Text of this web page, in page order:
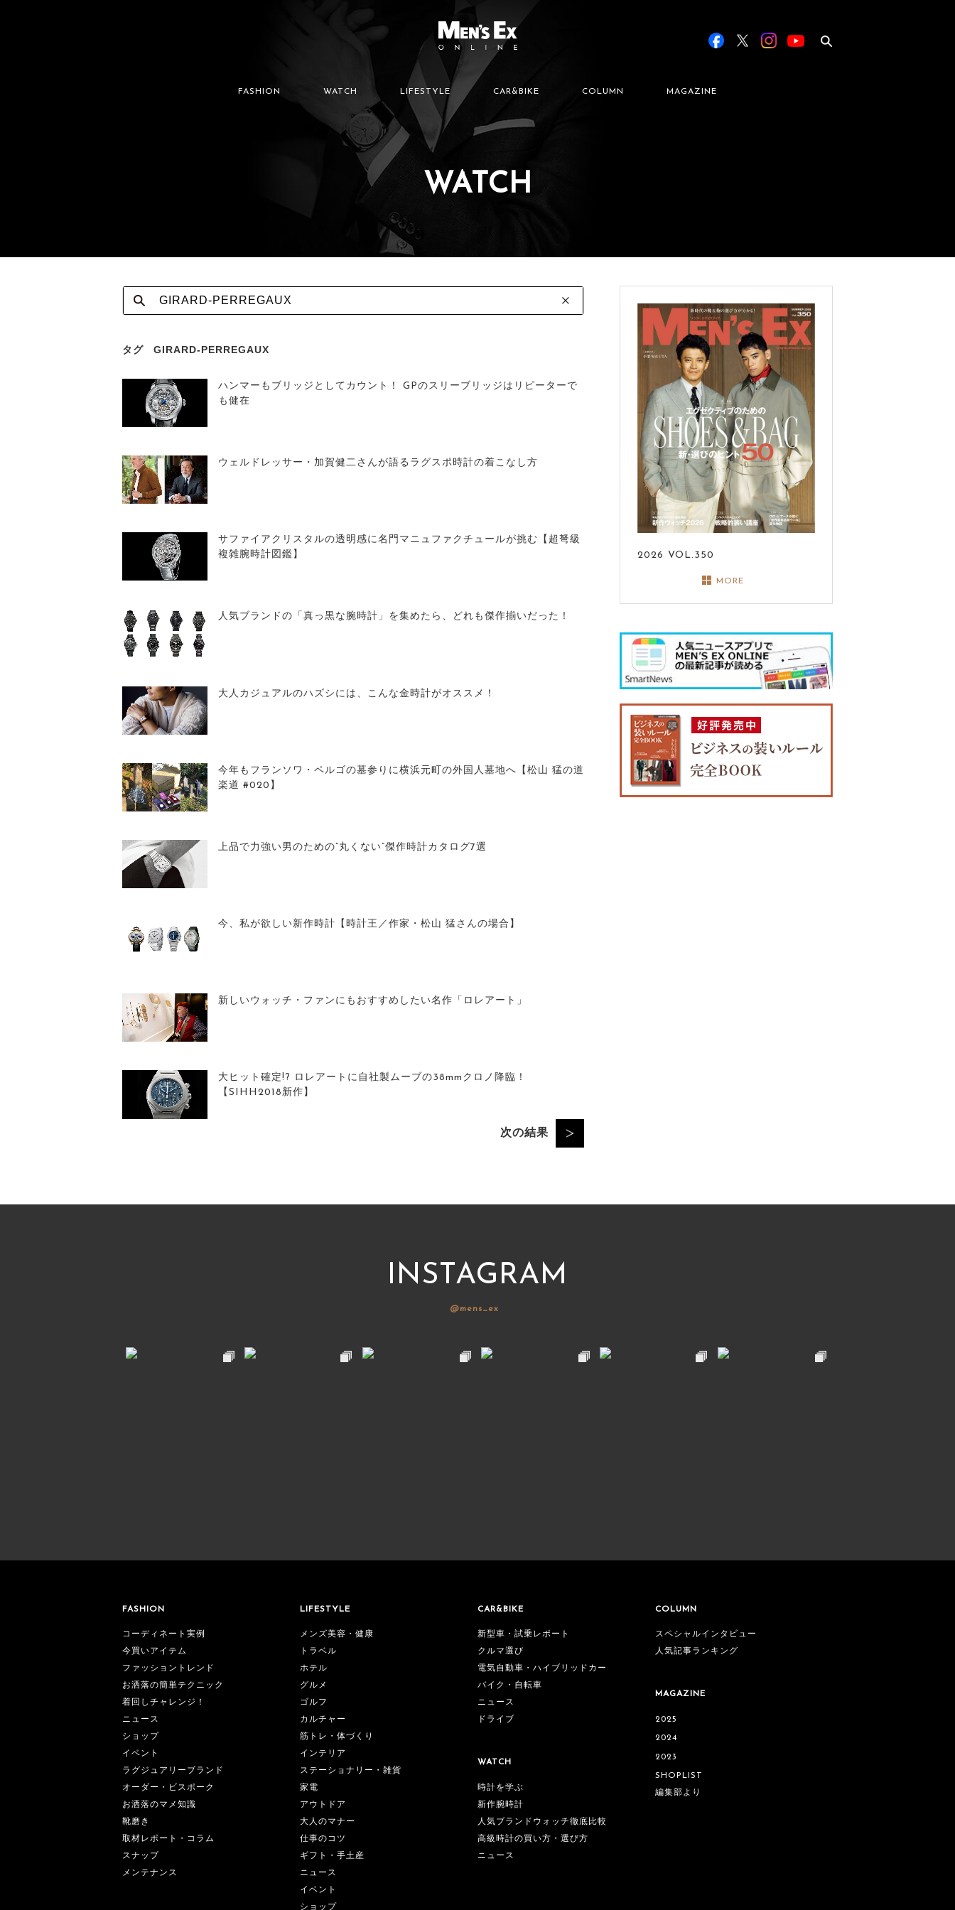
FASHION WATCH LIFESTYLE CAR&BIKE COLUMN MAGAZINE
WATCH
タグ GIRARD-PERREGAUX
ハンマーもブリッジとしてカウント！ GPのスリーブリッジはリピーターで
も健在
ウェルドレッサー・加賀健二さんが語るラグスポ時計の着こなし方
サファイアクリスタルの透明感に名門マニュファクチュールが挑む【超弩級
複雑腕時計図鑑】
人気ブランドの「真っ黒な腕時計」を集めたら、どれも傑作揃いだった！
大人カジュアルのハズシには、こんな金時計がオススメ！
今年もフランソワ・ペルゴの墓参りに横浜元町の外国人墓地へ【松山 猛の道
楽道 #020】
上品で力強い男のための”丸くない”傑作時計カタログ7選
今、私が欲しい新作時計【時計王／作家・松山 猛さんの場合】
新しいウォッチ・ファンにもおすすめしたい名作「ロレアート」
大ヒット確定!? ロレアートに自社製ムーブの38mmクロノ降臨！
【SIHH2018新作】
次の結果
2026 VOL.350
MORE
INSTAGRAM
@mens_ex
FASHION
コーディネート実例
今買いアイテム
ファッショントレンド
お洒落の簡単テクニック
着回しチャレンジ！
ニュース
ショップ
イベント
ラグジュアリーブランド
オーダー・ビスポーク
お洒落のマメ知識
靴磨き
取材レポート・コラム
スナップ
メンテナンス
LIFESTYLE
メンズ美容・健康
トラベル
ホテル
グルメ
ゴルフ
カルチャー
筋トレ・体づくり
インテリア
ステーショナリー・雑貨
家電
アウトドア
大人のマナー
仕事のコツ
ギフト・手土産
ニュース
イベント
ショップ
CAR&BIKE
新型車・試乗レポート
クルマ選び
電気自動車・ハイブリッドカー
バイク・自転車
ニュース
ドライブ
WATCH
時計を学ぶ
新作腕時計
人気ブランドウォッチ徹底比較
高級時計の買い方・選び方
ニュース
COLUMN
スペシャルインタビュー
人気記事ランキング
MAGAZINE
2025
2024
2023
SHOPLIST
編集部より